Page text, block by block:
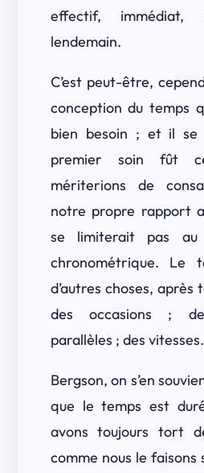
effectif,
lendemain.
C’est peut-être,
conception du temps
bien besoin ; et il se
premier soin fût
mériterions de
notre propre rapport
se limiterait pas au
chronométrique. Le
d’autres choses, après
des occasions ;
parallèles ; des
Bergson, on s’en
que le temps est
avons toujours tort
comme nous le faisons